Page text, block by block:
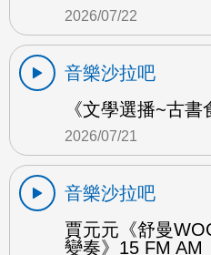
2026/07/22
音樂沙拉吧
《文學選播~古
2026/07/21
音樂沙拉吧
賈元元《舒曼
變奏》15 FM AM